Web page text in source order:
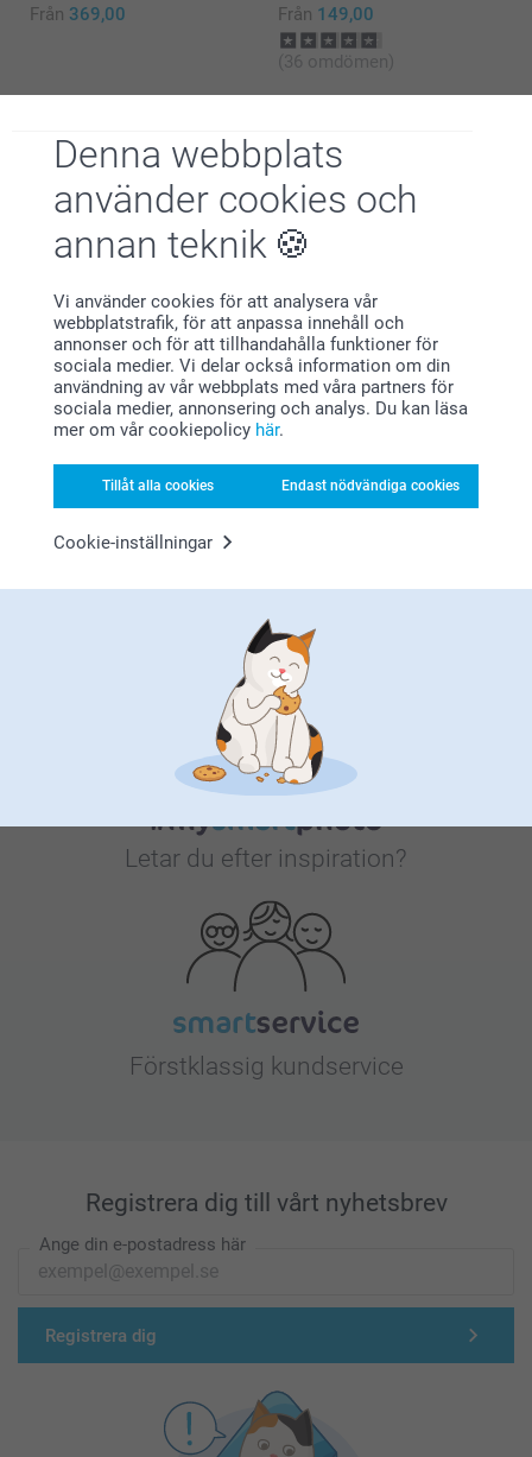
Denna webbplats
använder cookies och
annan teknik
Vi använder cookies för att analysera vår
webbplatstrafik, för att anpassa innehåll och
annonser och för att tillhandahålla funktioner för
sociala medier. Vi delar också information om din
användning av vår webbplats med våra partners för
sociala medier, annonsering och analys. Du kan läsa
mer om vår cookiepolicy här.
Tillåt alla cookies Endast nödvändiga cookies
Cookie-inställningar
Från 369,00 Från 149,00
(36 omdömen)
Varförsmartphoto ?
Nöjd kundgaranti
Bonus på alla dina köp
Letar du efter inspiration?
Förstklassig kundservice
Registrera dig till vårt nyhetsbrev
Ange din e-postadress här
Registrera dig